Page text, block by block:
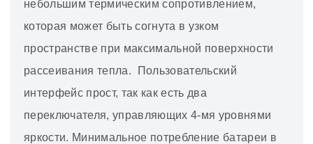
небольшим термическим сопротивлением,
которая может быть согнута в узком
пространстве при максимальной поверхности
рассеивания тепла. Пользовательский
интерфейс прост, так как есть два
переключателя, управляющих 4-мя уровнями
яркости. Минимальное потребление батареи в